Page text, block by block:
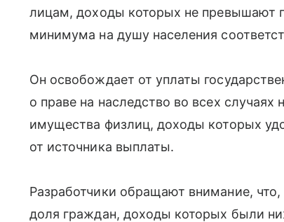
лицам, доходы которых не превышают
минимума на душу населения
Он освобождает от уплаты
о праве на наследство во всех случаях
имущества физлиц, доходы которых
от источника выплаты.
Разработчики обращают внимание,
доля граждан, доходы которых были